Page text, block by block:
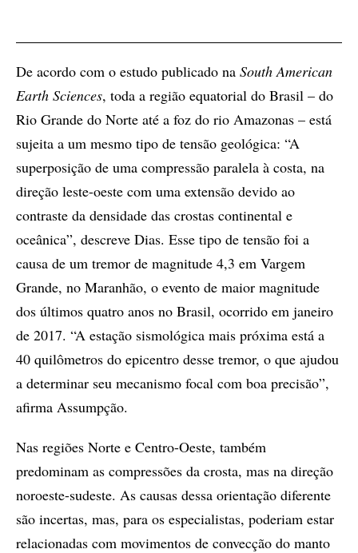
De acordo com o estudo publicado na South American
Earth Sciences, toda a região equatorial do Brasil – do
Rio Grande do Norte até a foz do rio Amazonas – está
sujeita a um mesmo tipo de tensão geológica: “A
superposição de uma compressão paralela à costa, na
direção leste-oeste com uma extensão devido ao
contraste da densidade das crostas continental e
oceânica”, descreve Dias. Esse tipo de tensão foi a
causa de um tremor de magnitude 4,3 em Vargem
Grande, no Maranhão, o evento de maior magnitude
dos últimos quatro anos no Brasil, ocorrido em janeiro
de 2017. “A estação sismológica mais próxima está a
40 quilômetros do epicentro desse tremor, o que ajudou
a determinar seu mecanismo focal com boa precisão”,
afirma Assumpção.
Nas regiões Norte e Centro-Oeste, também
predominam as compressões da crosta, mas na direção
noroeste-sudeste. As causas dessa orientação diferente
são incertas, mas, para os especialistas, poderiam estar
relacionadas com movimentos de convecção do manto